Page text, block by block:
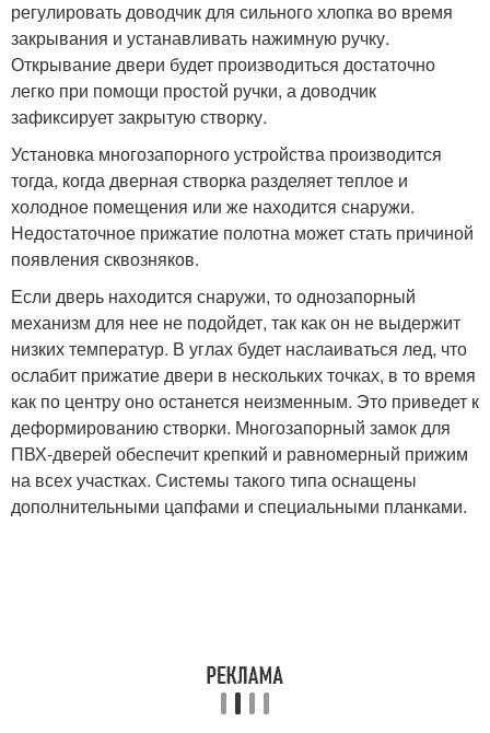
регулировать доводчик для сильного хлопка во время
закрывания и устанавливать нажимную ручку.
Открывание двери будет производиться достаточно
легко при помощи простой ручки, а доводчик
зафиксирует закрытую створку.
Установка многозапорного устройства производится
тогда, когда дверная створка разделяет теплое и
холодное помещения или же находится снаружи.
Недостаточное прижатие полотна может стать причиной
появления сквозняков.
Если дверь находится снаружи, то однозапорный
механизм для нее не подойдет, так как он не выдержит
низких температур. В углах будет наслаиваться лед, что
ослабит прижатие двери в нескольких точках, в то время
как по центру оно останется неизменным. Это приведет к
деформированию створки. Многозапорный замок для
ПВХ-дверей обеспечит крепкий и равномерный прижим
на всех участках. Системы такого типа оснащены
дополнительными цапфами и специальными планками.